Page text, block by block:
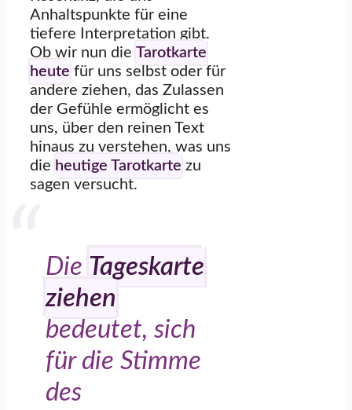
Anhaltspunkte für eine
tiefere Interpretation gibt.
Ob wir nun die Tarotkarte
heute für uns selbst oder für
andere ziehen, das Zulassen
der Gefühle ermöglicht es
uns, über den reinen Text
hinaus zu verstehen, was uns
die heutige Tarotkarte zu
sagen versucht.
Die Tageskarte
ziehen
bedeutet, sich
für die Stimme
des